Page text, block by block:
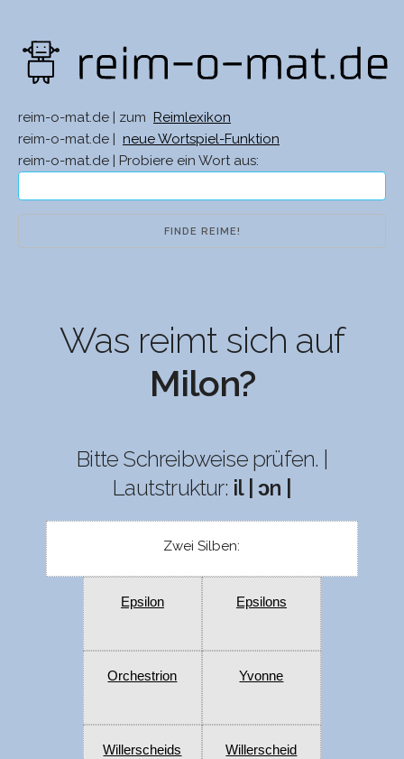
reim-o-mat.de | zum
Reimlexikon
reim-o-mat.de |
neue Wortspiel-Funktion
reim-o-mat.de | Probiere ein Wort aus:
Was reimt sich auf
Milon?
Bitte Schreibweise prüfen. |
Lautstruktur: il | ɔn |
Zwei Silben:
Epsilon Epsilons
Orchestrion Yvonne
Willerscheids Willerscheid